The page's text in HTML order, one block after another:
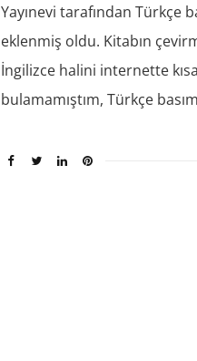
Yayınevi tarafından Türkçe
eklenmiş oldu. Kitabın
İngilizce halini internette
bulamamıştım, Türkçe